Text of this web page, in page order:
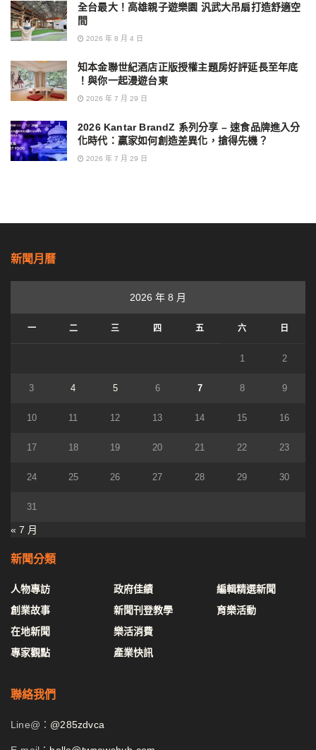
全台最大！高雄親子遊樂園 汎武大吊扇打造舒適空
間
2026 年 8 月 4 日
知本金聯世紀酒店正版授權主題房好評延長至年底
！與你一起漫遊台東
2026 年 7 月 29 日
2026 Kantar BrandZ 系列分享 – 速食品牌進入分
化時代：贏家如何創造差異化，搶得先機？
2026 年 7 月 29 日
新聞月曆
2026 年 8 月
一 二 三 四 五 六 日
1 2
3 4 5 6 7 8 9
10 11 12 13 14 15 16
17 18 19 20 21 22 23
24 25 26 27 28 29 30
31
« 7 月
新聞分類
人物專訪
創業故事
在地新聞
專家觀點
政府佳績
新聞刊登教學
樂活消費
產業快訊
編輯精選新聞
育樂活動
聯絡我們
Line@： @285zdvca